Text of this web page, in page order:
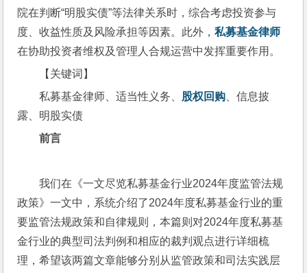
院在判断“明股实债”等法律关系时，综合考虑投资参与
度、收益性质及风险承担等因素。此外，私募基金律师
在协助投资者维权及管理人合规运营中发挥重要作用。
【关键词】
私募基金律师、适当性义务、 股权回购 、信息披
露、明股实债
前言
我们在《一文尽览私募基金行业2024年度监管法规
政策》一文中，系统介绍了2024年度私募基金行业的重
要监管法规政策和自律规则，本篇则对2024年度私募基
金行业的典型司法判例和相应的裁判观点进行详细梳
理，希望该两篇文章能够分别从监管政策和司法实践层